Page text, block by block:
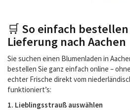
🛒 So einfach
Lieferung nach Aachen
Sie suchen einen Blumenladen in
bestellen Sie ganz einfach online –
echter Frische direkt vom
funktioniert’s:
1. Lieblingsstrauß auswählen